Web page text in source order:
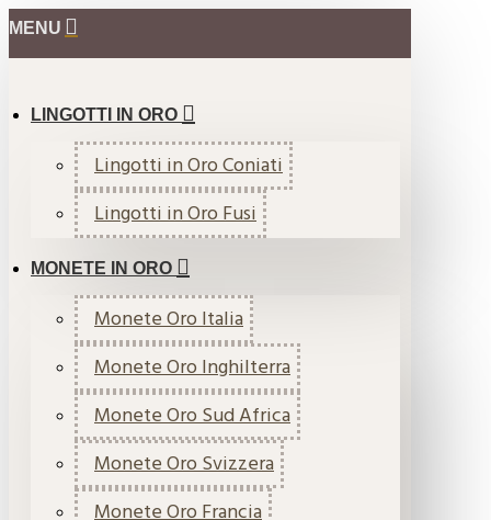
MENU
LINGOTTI IN ORO
Lingotti in Oro Coniati
Lingotti in Oro Fusi
MONETE IN ORO
Monete Oro Italia
Monete Oro Inghilterra
Monete Oro Sud Africa
Monete Oro Svizzera
Monete Oro Francia